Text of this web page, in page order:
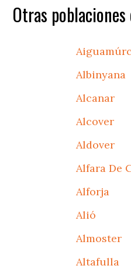
Otras
Albinyana
Alcanar
Alcover
Aldover
Alfara De
Alforja
Alió
Almoster
Altafulla